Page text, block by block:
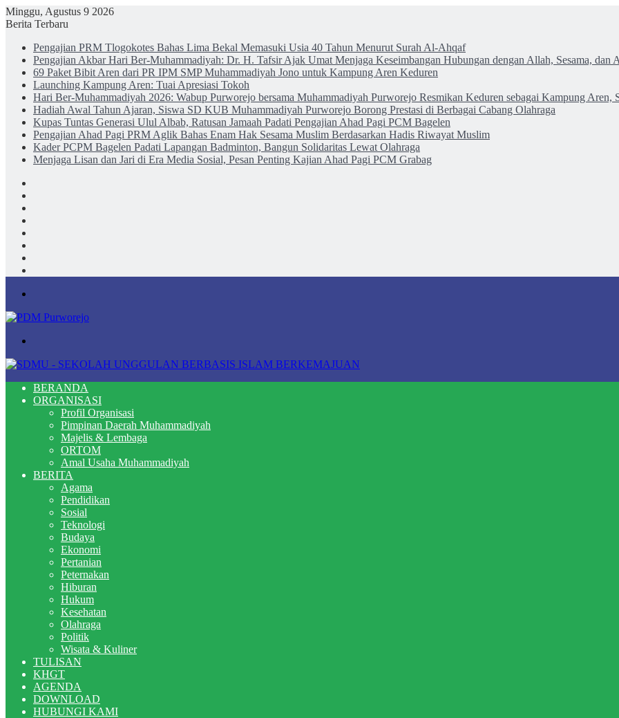
Minggu, Agustus 9 2026
Berita Terbaru
Pengajian PRM Tlogokotes Bahas Lima Bekal Memasuki Usia 40 Tahun Menurut Surah Al-Ahqaf
Pengajian Akbar Hari Ber-Muhammadiyah: Dr. H. Tafsir Ajak Umat Menjaga Keseimbangan Hubungan dengan Allah, Sesama, dan
69 Paket Bibit Aren dari PR IPM SMP Muhammadiyah Jono untuk Kampung Aren Keduren
Launching Kampung Aren: Tuai Apresiasi Tokoh
Hari Ber-Muhammadiyah 2026: Wabup Purworejo bersama Muhammadiyah Purworejo Resmikan Keduren sebagai Kampung
Hadiah Awal Tahun Ajaran, Siswa SD KUB Muhammadiyah Purworejo Borong Prestasi di Berbagai Cabang Olahraga
Kupas Tuntas Generasi Ulul Albab, Ratusan Jamaah Padati Pengajian Ahad Pagi PCM Bagelen
Pengajian Ahad Pagi PRM Aglik Bahas Enam Hak Sesama Muslim Berdasarkan Hadis Riwayat Muslim
Kader PCPM Bagelen Padati Lapangan Badminton, Bangun Solidaritas Lewat Olahraga
Menjaga Lisan dan Jari di Era Media Sosial, Pesan Penting Kajian Ahad Pagi PCM Grabag
BERANDA
ORGANISASI
Profil Organisasi
Pimpinan Daerah Muhammadiyah
Majelis & Lembaga
ORTOM
Amal Usaha Muhammadiyah
BERITA
Agama
Pendidikan
Sosial
Teknologi
Budaya
Ekonomi
Pertanian
Peternakan
Hiburan
Hukum
Kesehatan
Olahraga
Politik
Wisata & Kuliner
TULISAN
KHGT
AGENDA
DOWNLOAD
HUBUNGI KAMI